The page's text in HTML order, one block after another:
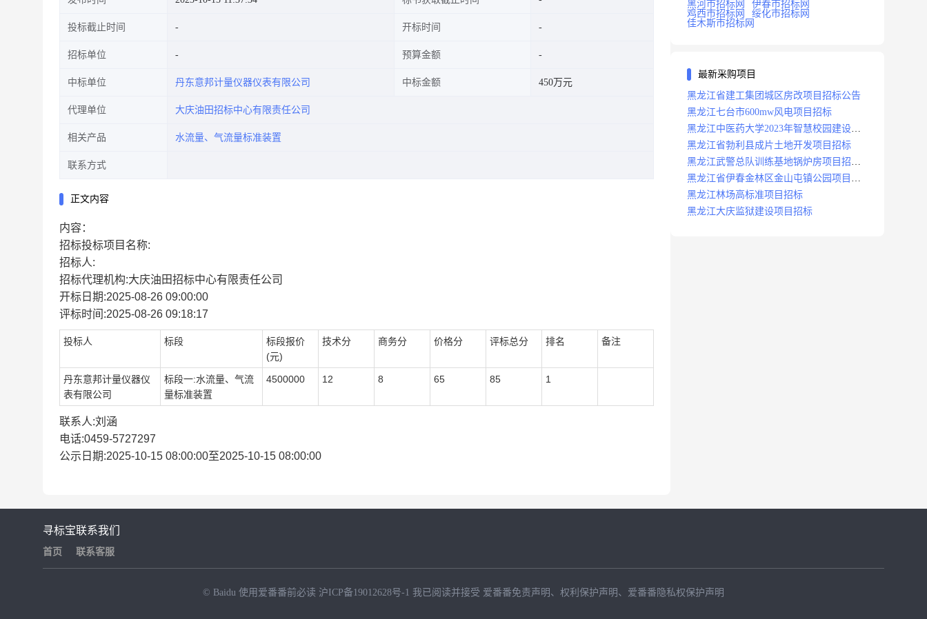
投标截止时间 开标时间
招标单位 预算金额
中标单位 丹东意邦计量仪器仪表有限公司 中标金额 450万元
代理单位 大庆油田招标中心有限责任公司
相关产品 水流量、气流量标准装置
联系方式
正文内容
内容：
招标投标项目名称:
招标人:
招标代理机构:大庆油田招标中心有限责任公司
开标日期:2025-08-26 09:00:00
评标时间:2025-08-26 09:18:17
投标人 标段
标段报价
(元)
技术分 商务分 价格分 评标总分 排名 备注
丹东意邦计量仪器仪
表有限公司
标段一:水流量、气流
量标准装置
4500000 12 8 65 85 1
联系人:刘涵
电话:0459-5727297
公示日期:2025-10-15 08:00:00至2025-10-15 08:00:00
黑河市招标网
伊春市招标网
鸡西市招标网
绥化市招标网
佳木斯市招标网
最新采购项目
黑龙江省建工集团城区房改项目招标公告
黑龙江七台市600mw风电项目招标
黑龙江中医药大学2023年智慧校园建设项
目招标公告
黑龙江省勃利县成片土地开发项目招标
黑龙江武警总队训练基地锅炉房项目招标
公示
黑龙江省伊春金林区金山屯镇公园项目招
标公告
黑龙江林场高标准项目招标
黑龙江大庆监狱建设项目招标
寻标宝
首页
联系我们
联系客服
© Baidu 使用爱番番前必读 沪ICP备19012628号-1 我已阅读并接受 爱番番免责声明 、 权利保护声明 、 爱番番隐私权保护声明